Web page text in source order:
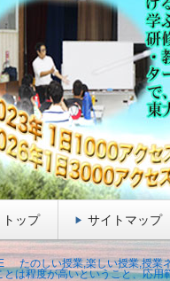
研究.しまくとぅば,島言葉,
トップ サイトマップ
たのしい授業,楽しい授業,授業
とは程度が高いということ、応用